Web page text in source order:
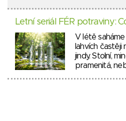
Letní seriál FÉR potraviny:
V létě
lahvích častěji
jindy. Stolní,
pramenitá,